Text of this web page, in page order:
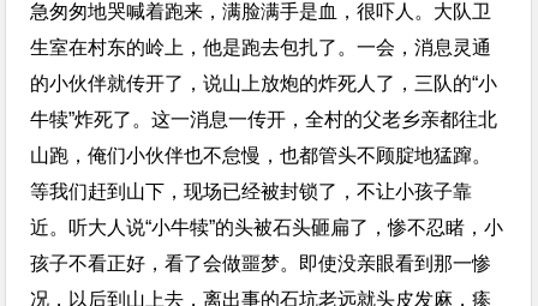
急匆匆地哭喊着跑来，满脸满手是血，很吓人。大队卫
生室在村东的岭上，他是跑去包扎了。一会，消息灵通
的小伙伴就传开了，说山上放炮的炸死人了，三队的“小
牛犊”炸死了。这一消息一传开，全村的父老乡亲都往北
山跑，俺们小伙伴也不怠慢，也都管头不顾腚地猛蹿。
等我们赶到山下，现场已经被封锁了，不让小孩子靠
近。听大人说“小牛犊”的头被石头砸扁了，惨不忍睹，小
孩子不看正好，看了会做噩梦。即使没亲眼看到那一惨
况，以后到山上去，离出事的石坑老远就头皮发麻，瘆